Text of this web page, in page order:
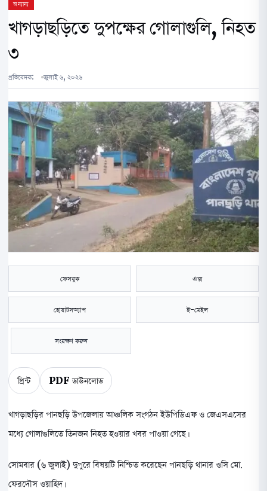
অন্যান্য
খাগড়াছড়িতে দুপক্ষের গোলাগুলি, নিহত
৩
প্রতিবেদক: জুলাই ৬, ২০২৬
ফেসবুক এক্স
হোয়াটসঅ্যাপ ই-মেইল
সংরক্ষণ করুন
প্রিন্ট PDF ডাউনলোড
খাগড়াছড়ির পানছড়ি উপজেলায় আঞ্চলিক সংগঠন ইউপিডিএফ ও জেএসএসের
মধ্যে গোলাগুলিতে তিনজন নিহত হওয়ার খবর পাওয়া গেছে।
সোমবার (৬ জুলাই) দুপুরে বিষয়টি নিশ্চিত করেছেন পানছড়ি থানার ওসি মো.
ফেরদৌস ওয়াহিদ।